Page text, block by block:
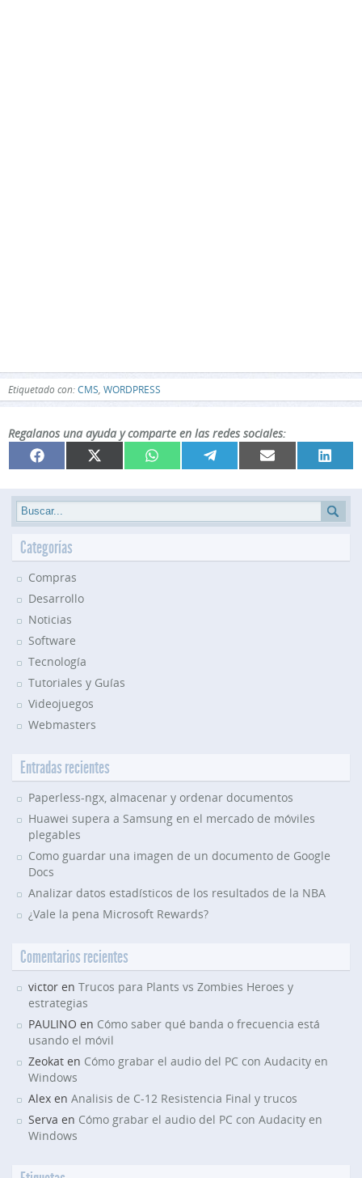
Etiquetado con:CMS, WORDPRESS
Regalanos una ayuda y comparte en las redes sociales:
Compartir
en
Facebook Compartir
en
X
(Twitter)
Compartir
en
WhatsApp Compartir
en
Compartir
en
Email
en
Categorías
Compras
Desarrollo
Noticias
Software
Tecnología
Tutoriales y Guías
Videojuegos
Webmasters
Entradas recientes
Paperless-ngx, almacenar y ordenar documentos
Huawei supera a Samsung en el mercado de móviles
plegables
Como guardar una imagen de un documento de Google
Docs
Analizar datos estadísticos de los resultados de la NBA
¿Vale la pena Microsoft Rewards?
Comentarios recientes
victor en Trucos para Plants vs Zombies Heroes y
estrategias
PAULINO en Cómo saber qué banda o frecuencia está
usando el móvil
Zeokat en Cómo grabar el audio del PC con Audacity en
Windows
Alex en Analisis de C-12 Resistencia Final y trucos
Serva en Cómo grabar el audio del PC con Audacity en
Windows